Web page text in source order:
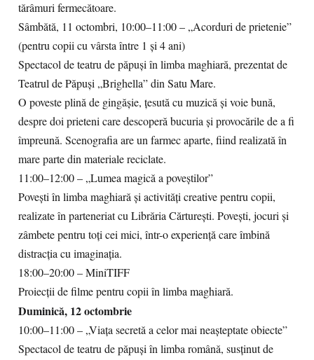
tărâmuri fermecătoare.
Sâmbătă, 11 octombri, 10:00–11:00 – „Acorduri de prietenie”
(pentru copii cu vârsta între 1 și 4 ani)
Spectacol de teatru de păpuși în limba maghiară, prezentat de
Teatrul de Păpuși „Brighella” din Satu Mare.
O poveste plină de gingășie, țesută cu muzică și voie bună,
despre doi prieteni care descoperă bucuria și provocările de a fi
împreună. Scenografia are un farmec aparte, fiind realizată în
mare parte din materiale reciclate.
11:00–12:00 – „Lumea magică a poveștilor”
Povești în limba maghiară și activități creative pentru copii,
realizate în parteneriat cu Librăria Cărturești. Povești, jocuri și
zâmbete pentru toți cei mici, într-o experiență care îmbină
distracția cu imaginația.
18:00–20:00 – MiniTIFF
Proiecții de filme pentru copii în limba maghiară.
Duminică, 12 octombrie
10:00–11:00 – „Viața secretă a celor mai neașteptate obiecte”
Spectacol de teatru de păpuși în limba română, susținut de